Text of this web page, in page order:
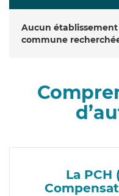
Aucun
commune
La